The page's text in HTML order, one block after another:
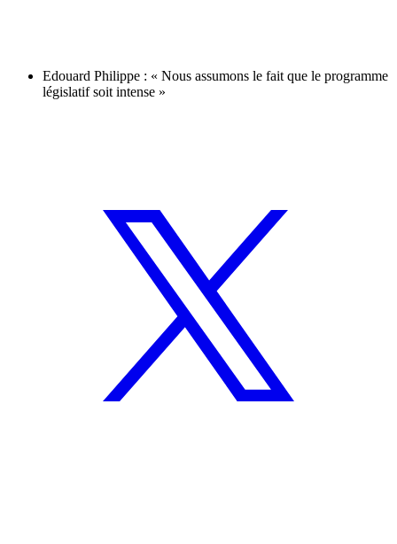
Edouard Philippe : « Nous assumons le fait que le programme
législatif soit intense »